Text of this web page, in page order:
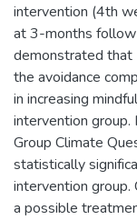
intervention (4th
at 3-months
demonstrated that
the avoidance
in increasing
intervention group.
Group Climate
statistically
intervention group.
a possible